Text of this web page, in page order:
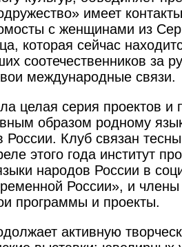
имеет
с женщинами из
которая сейчас
соотечест­венников за
международные связи.
целая серия проектов и
образом родному
России. Клуб связан
этого года институт
народов России в
России», и члены
программы и проекты.
активную